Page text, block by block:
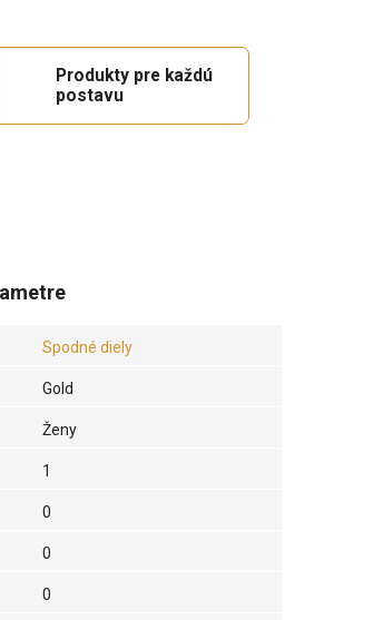
Produkty pre každú
postavu
Spodné diely
Gold
Ženy
1
0
0
0